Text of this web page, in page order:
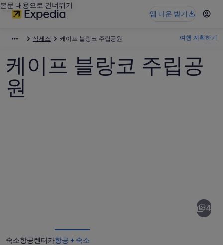
본문 내용으로 건너뛰기
앱 다운 받기
식세스 케이프 블랑코 주립공원 여행 계획하기
케이프 블랑코 주립공
원
랑
4
숙소항공렌터카항공 + 숙소